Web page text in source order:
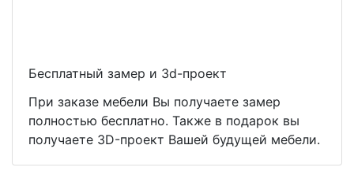
Бесплатный замер и 3d-проект
При заказе мебели Вы получаете замер
полностью бесплатно. Также в подарок вы
получаете 3D-проект Вашей будущей мебели.